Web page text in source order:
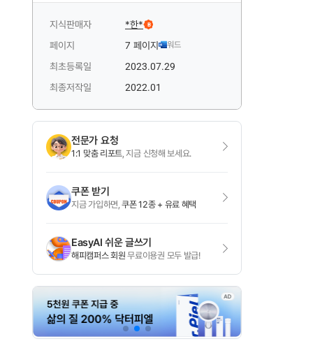
지식판매자 *한* B
페이지 7 페이지 워드
최초등록일
2023.07.29
최종저작일
2022.01
전문가 요청
1:1 맞춤 리포트, 지금 신청해 보세요.
쿠폰 받기
지금 가입하면,쿠폰 12종 + 유료 혜택
EasyAI 쉬운 글쓰기
해피캠퍼스 회원 무료이용권 모두 발급!